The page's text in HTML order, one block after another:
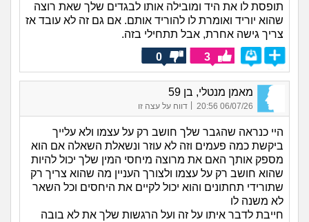
תופסת לו את היד ומובילה אותו לבגדים שלך שאת רוצה
שהוא יוריד ואומרת לו להוריד אותם. אם גם זה לא עובד אז
צריך גישה אחרת, אבל תתחילי בזה.
3
0
מאמן מנטלי, בן 59
06/07/26 20:56 דווח על עצה זו
היי כנראה שהגבר שלך חושב רק על עצמו ולא עלייך
ביקשת כמה פעמים וזה לא עוזר ונשאלת השאלה אם הוא
מספק אותך האם את מרוצה מיחסי המין שלך יכול להיות
שהוא חושב רק על עצמו ולצורך העניין מה שהוא צריך רק
שתורידי תחתונים והוא יכול לקיים את היחסים וכל השאר
לא משנה לו
חייבת לדבר איתו על זה ועל הרגשות שלך את לא בובה